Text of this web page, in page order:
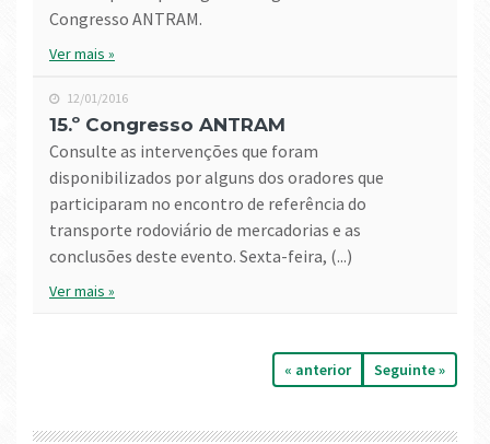
Congresso ANTRAM.
Ver mais »
12/01/2016
15.º Congresso ANTRAM
Consulte as intervenções que foram
disponibilizados por alguns dos oradores que
participaram no encontro de referência do
transporte rodoviário de mercadorias e as
conclusões deste evento. Sexta-feira, (...)
Ver mais »
« anterior seguinte »